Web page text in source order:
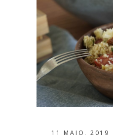
11 MAIO, 2019